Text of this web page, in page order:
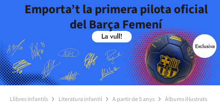
Emporta’t la primera pilota oficial
del Barça Femení
Llibres Infantils Literatura infantil A partir de 5 anys Àlbums il·lustrats